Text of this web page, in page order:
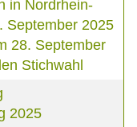
in Nordrhein-
September 2025
28. September
Stichwahl
2025